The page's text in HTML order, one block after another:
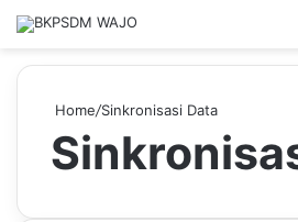
Home/Sinkronisasi Data